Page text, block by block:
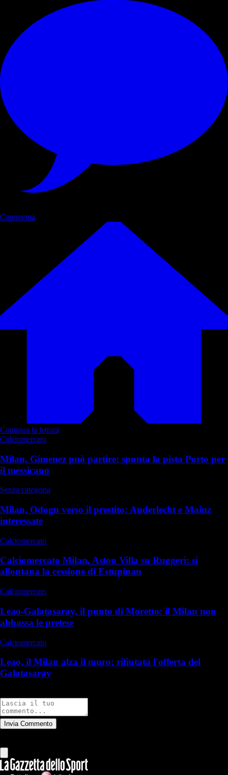
Commenta
Continua la lettura
Calciomercato
Milan, Gimenez può partire: spunta la pista Porto per
il messicano
Senza categoria
Milan, Odogu verso il prestito: Anderlecht e Mainz
interessate
Calciomercato
Calciomercato Milan, Aston Villa su Ruggeri: si
allontana la cessione di Estupinan
Calciomercato
Leao-Galatasaray, il punto di Moretto: il Milan non
abbassa le pretese
Calciomercato
Leao, il Milan alza il muro: rifiutata l'offerta del
Galatasaray
Invia Commento